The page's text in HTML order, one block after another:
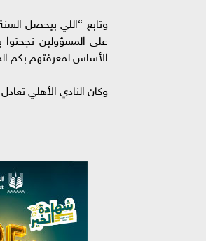
وتابع “اللي بيحصل
على المسؤولين
الأساس لمعرفتهم بكم
وكان النادي الأهلي تعادل مع بيراميدز 2-2 على استاد القاهرة ضمن منافسات